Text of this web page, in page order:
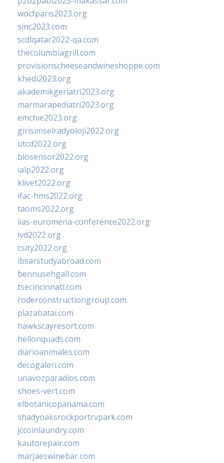
wocfparis2023.org
sinc2023.com
scdlqatar2022-qa.com
thecolumbiagrill.com
provisionscheeseandwineshoppe.com
khedi2023.org
akademikgeriatri2023.org
marmarapediatri2023.org
emchie2023.org
girisimselradyoloji2022.org
utcd2022.org
biosensor2022.org
ialp2022.org
klivet2022.org
ifac-hms2022.org
taoms2022.org
iias-euromena-conference2022.org
ivd2022.org
csity2022.org
ibsarstudyabroad.com
bennusehgall.com
tsecincinnati.com
roderconstructiongroup.com
plazabatai.com
hawkscayresort.com
hellonquads.com
diarioanimales.com
decogaleri.com
unavozparadios.com
shoes-vert.com
elbotanicopanama.com
shadyoaksrockportrvpark.com
jccoinlaundry.com
kautorepair.com
marjaeswinebar.com